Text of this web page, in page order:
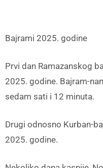
Bajrami 2025. godine
Prvi dan Ramazanskog
2025. godine. Bajram-
sedam sati i 12 minuta.
Drugi odnosno Kurban-
2025. godine.